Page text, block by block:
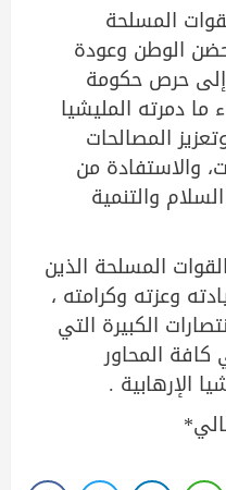
المسلحة
الوطن وعودة
إلى حرص حكومة
ما دمرته المليشيا
المصالحات
والاستفادة من
والتنمية
المسلحة الذين
وعزته وكرامته ،
الكبيرة التي
المحاور
الإرهابية .